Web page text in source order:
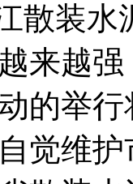
散装水
来越
的举
觉维